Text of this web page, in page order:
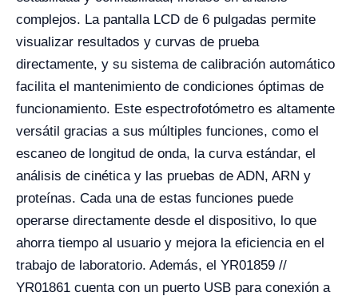
complejos. La pantalla LCD de 6 pulgadas permite
visualizar resultados y curvas de prueba
directamente, y su sistema de calibración automático
facilita el mantenimiento de condiciones óptimas de
funcionamiento. Este espectrofotómetro es altamente
versátil gracias a sus múltiples funciones, como el
escaneo de longitud de onda, la curva estándar, el
análisis de cinética y las pruebas de ADN, ARN y
proteínas. Cada una de estas funciones puede
operarse directamente desde el dispositivo, lo que
ahorra tiempo al usuario y mejora la eficiencia en el
trabajo de laboratorio. Además, el YR01859 //
YR01861 cuenta con un puerto USB para conexión a